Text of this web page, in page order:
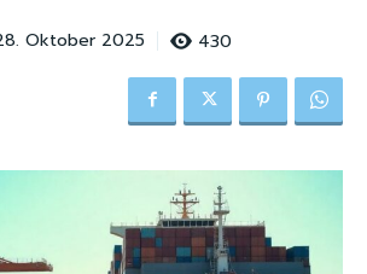
Oktober 2025 430